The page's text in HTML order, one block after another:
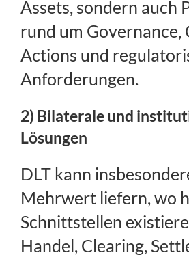
Assets, sondern auch
rund um Governance,
Actions und
Anforderungen.
2) Bilaterale und
Lösungen
DLT kann
Mehrwert liefern, wo
Schnittstellen
Handel, Clearing,